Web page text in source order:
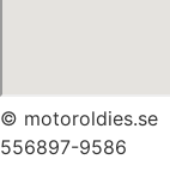
© motoroldies.se
556897-9586